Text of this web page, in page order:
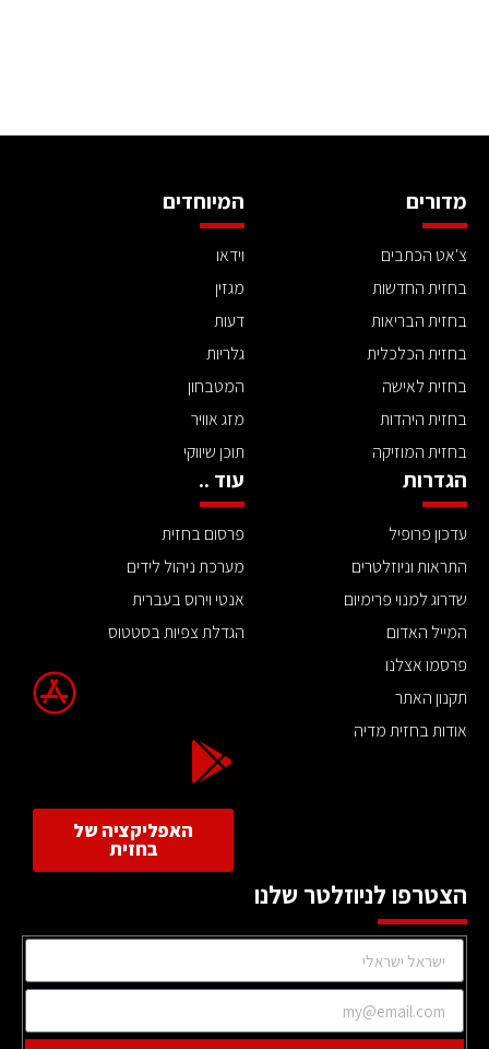
מדורים
צ'אט הכתבים
בחזית החדשות
בחזית הבריאות
בחזית הכלכלית
בחזית לאישה
בחזית היהדות
בחזית המוזיקה
המיוחדים
וידאו
מגזין
דעות
גלריות
המטבחון
מזג אוויר
תוכן שיווקי
הגדרות
עדכון פרופיל
התראות וניוזלטרים
שדרוג למנוי פרימיום
המייל האדום
פרסמו אצלנו
תקנון האתר
אודות בחזית מדיה
עוד ..
פרסום בחזית
מערכת ניהול לידים
אנטי וירוס בעברית
הגדלת צפיות בסטטוס
האפליקציה של
בחזית
הצטרפו לניוזלטר שלנו